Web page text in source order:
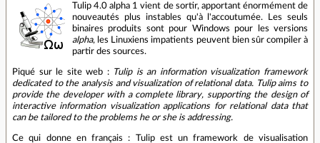
Tulip 4.0 alpha 1 vient de sortir, apportant énormément de
nouveautés plus instables qu'à l'accoutumée. Les seuls
binaires produits sont pour Windows pour les versions
alpha, les Linuxiens impatients peuvent bien sûr compiler à
partir des sources.
Piqué sur le site web : Tulip is an information visualization framework
dedicated to the analysis and visualization of relational data. Tulip aims to
provide the developer with a complete library, supporting the design of
interactive information visualization applications for relational data that
can be tailored to the problems he or she is addressing.
Ce qui donne en français : Tulip est un framework de visualisation